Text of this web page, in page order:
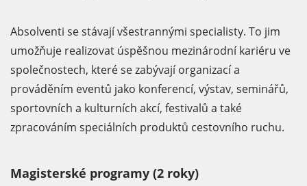
Absolventi se stávají všestrannými specialisty. To jim
umožňuje realizovat úspěšnou mezinárodní kariéru ve
společnostech, které se zabývají organizací a
prováděním eventů jako konferencí, výstav, seminářů,
sportovních a kulturních akcí, festivalů a také
zpracováním speciálních produktů cestovního ruchu.
Magisterské programy (2 roky)